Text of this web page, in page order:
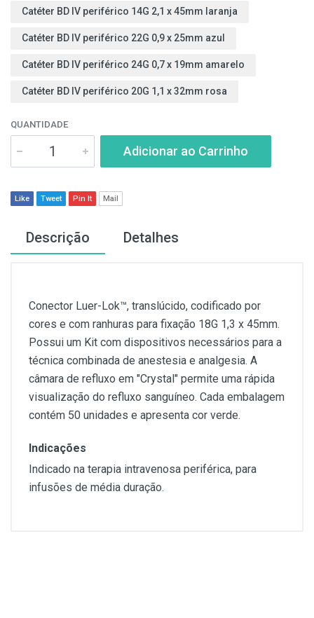
Catéter BD IV periférico 14G 2,1 x 45mm laranja
Catéter BD IV periférico 22G 0,9 x 25mm azul
Catéter BD IV periférico 24G 0,7 x 19mm amarelo
Catéter BD IV periférico 20G 1,1 x 32mm rosa
QUANTIDADE
Adicionar ao Carrinho
Like Tweet Pin It Mail
Descrição Detalhes
Conector Luer-Lok™, translúcido, codificado por
cores e com ranhuras para fixação 18G 1,3 x 45mm.
Possui um Kit com dispositivos necessários para a
técnica combinada de anestesia e analgesia. A
câmara de refluxo em "Crystal" permite uma rápida
visualização do refluxo sanguíneo. Cada embalagem
contém 50 unidades e apresenta cor verde.
Indicações
Indicado na terapia intravenosa periférica, para
infusões de média duração.